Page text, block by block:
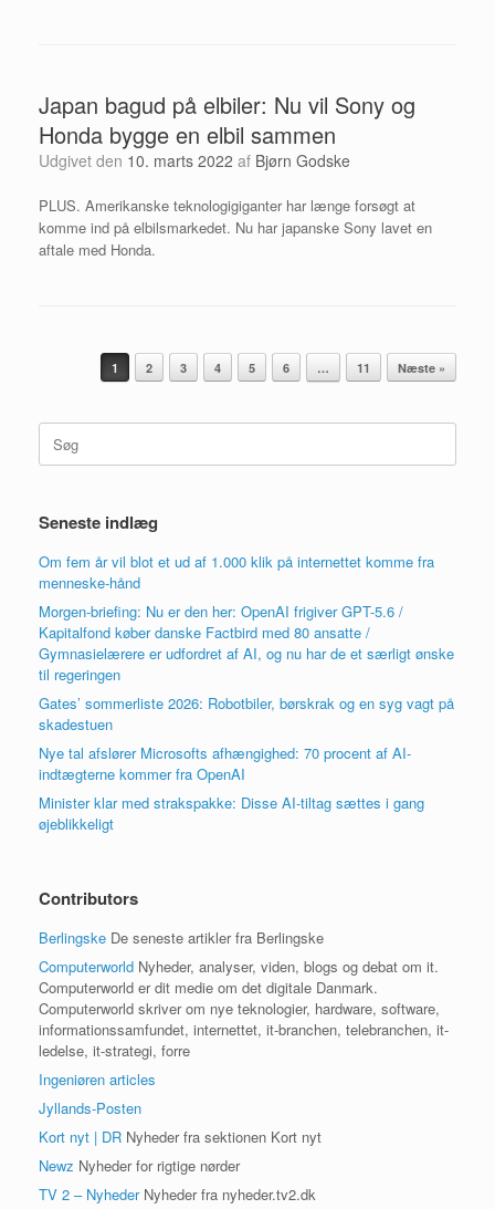
Japan bagud på elbiler: Nu vil Sony og
Honda bygge en elbil sammen
Udgivet den 10. marts 2022 af Bjørn Godske
PLUS. Amerikanske teknologigiganter har længe forsøgt at
komme ind på elbilsmarkedet. Nu har japanske Sony lavet en
aftale med Honda.
Artikel navigation
1 2 3 4 5 6 … 11 Næste »
Søg
efter:
Seneste indlæg
Om fem år vil blot et ud af 1.000 klik på internettet komme fra
menneske-hånd
Morgen-briefing: Nu er den her: OpenAI frigiver GPT-5.6 /
Kapitalfond køber danske Factbird med 80 ansatte /
Gymnasielærere er udfordret af AI, og nu har de et særligt ønske
til regeringen
Gates’ sommerliste 2026: Robotbiler, børskrak og en syg vagt på
skadestuen
Nye tal afslører Microsofts afhængighed: 70 procent af AI-
indtægterne kommer fra OpenAI
Minister klar med strakspakke: Disse AI-tiltag sættes i gang
øjeblikkeligt
Contributors
Berlingske De seneste artikler fra Berlingske
Computerworld Nyheder, analyser, viden, blogs og debat om it.
Computerworld er dit medie om det digitale Danmark.
Computerworld skriver om nye teknologier, hardware, software,
informationssamfundet, internettet, it-branchen, telebranchen, it-
ledelse, it-strategi, forre
Ingeniøren articles
Jyllands-Posten
Kort nyt | DR Nyheder fra sektionen Kort nyt
Newz Nyheder for rigtige nørder
TV 2 – NyhederNyheder fra nyheder.tv2.dk